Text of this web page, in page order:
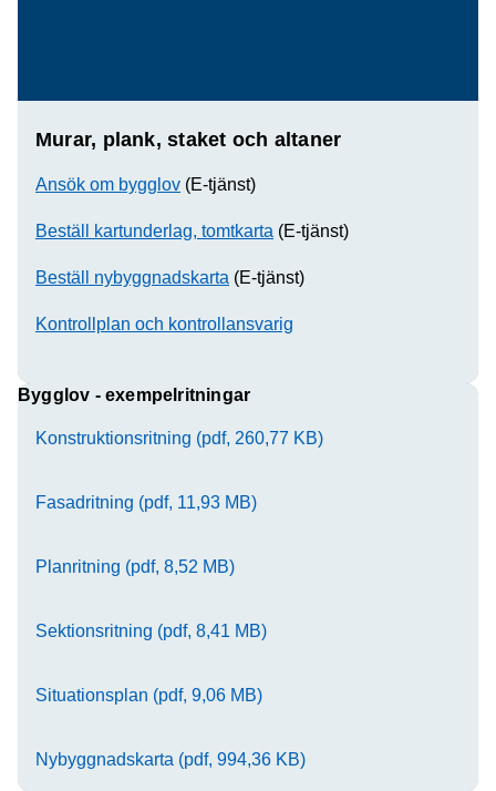
Murar, plank, staket och altaner
Ansök om bygglov (E-tjänst)
Beställ kartunderlag, tomtkarta (E-tjänst)
Beställ nybyggnadskarta (E-tjänst)
Kontrollplan och kontrollansvarig
Bygglov - exempelritningar
Konstruktionsritning (pdf, 260,77 KB)
Fasadritning (pdf, 11,93 MB)
Planritning (pdf, 8,52 MB)
Sektionsritning (pdf, 8,41 MB)
Situationsplan (pdf, 9,06 MB)
Nybyggnadskarta (pdf, 994,36 KB)